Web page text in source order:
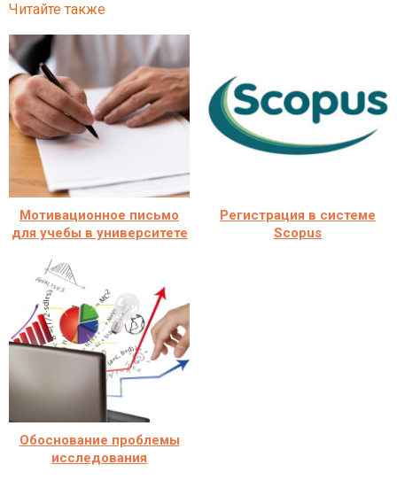
Читайте также
Мотивационное письмо
для учебы в университете
Регистрация в системе
Scopus
Обоснование проблемы
исследования